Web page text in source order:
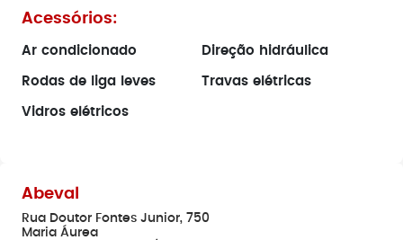
Acessórios:
Ar condicionado Direção hidráulica
Rodas de liga leves Travas elétricas
Vidros elétricos
Abeval
Rua Doutor Fontes Junior, 750
Maria Áurea